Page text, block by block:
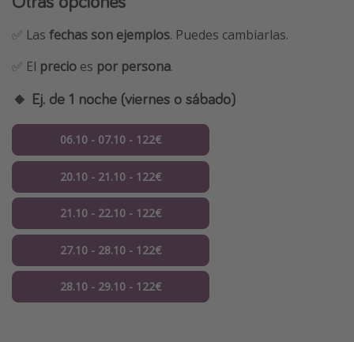
✅ Las fechas son ejemplos. Puedes cambiarlas.
✅ El precio es por persona.
🔸 Ej. de 1 noche (viernes o sábado)
06.10 - 07.10 - 122€
20.10 - 21.10 - 122€
21.10 - 22.10 - 122€
27.10 - 28.10 - 122€
28.10 - 29.10 - 122€